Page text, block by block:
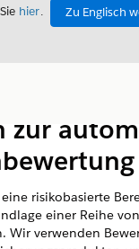
hier.
Zu Englisch
zur
risikobasierte
einer Reihe von
Wir verwenden